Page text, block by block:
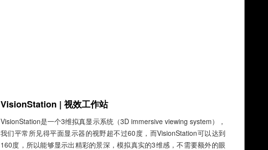
VisionStation | 视效工作站
VisionStation是一个3维拟真显示系统（3D immersive viewing system），
我们平常所见得平面显示器的视野超不过60度，而VisionStation可以达到
160度，所以能够显示出精彩的景深，模拟真实的3维感，不需要额外的眼